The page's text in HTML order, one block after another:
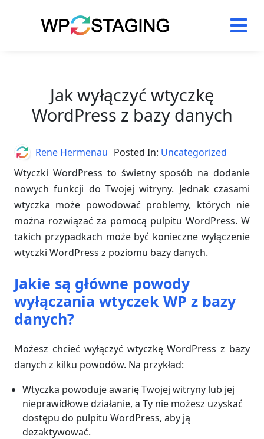
Jak wyłączyć wtyczkę
WordPress z bazy danych
Wtyczki WordPress to świetny sposób na dodanie
nowych funkcji do Twojej witryny. Jednak czasami
wtyczka może powodować problemy, których nie
można rozwiązać za pomocą pulpitu WordPress. W
takich przypadkach może być konieczne wyłączenie
wtyczki WordPress z poziomu bazy danych.
Jakie są główne powody
wyłączania wtyczek WP z bazy
danych?
Możesz chcieć wyłączyć wtyczkę WordPress z bazy
danych z kilku powodów. Na przykład:
Wtyczka powoduje awarię Twojej witryny lub jej
nieprawidłowe działanie, a Ty nie możesz uzyskać
dostępu do pulpitu WordPress, aby ją
dezaktywować.
AuthorRene Hermenau Posted In: Uncategorized